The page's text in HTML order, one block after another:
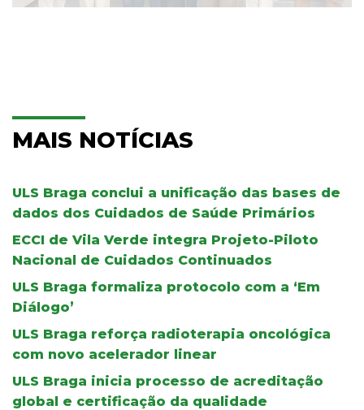
MAIS NOTÍCIAS
ULS Braga conclui a unificação das bases de
dados dos Cuidados de Saúde Primários
ECCI de Vila Verde integra Projeto-Piloto
Nacional de Cuidados Continuados
ULS Braga formaliza protocolo com a ‘Em
Diálogo’
ULS Braga reforça radioterapia oncológica
com novo acelerador linear
ULS Braga inicia processo de acreditação
global e certificação da qualidade